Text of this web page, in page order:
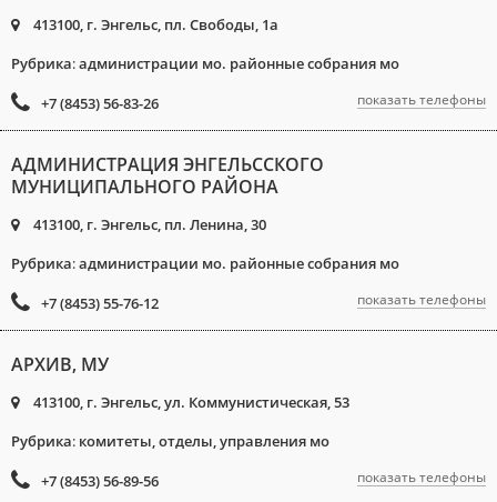
413100, г. Энгельс, пл. Свободы, 1а
Рубрика:администрации мо. районные собрания мо
+7 (8453) 56-83-26
показать телефоны
АДМИНИСТРАЦИЯ ЭНГЕЛЬССКОГО
МУНИЦИПАЛЬНОГО РАЙОНА
413100, г. Энгельс, пл. Ленина, 30
Рубрика:администрации мо. районные собрания мо
+7 (8453) 55-76-12
показать телефоны
АРХИВ, МУ
413100, г. Энгельс, ул. Коммунистическая, 53
Рубрика: комитеты, отделы, управления мо
+7 (8453) 56-89-56
показать телефоны